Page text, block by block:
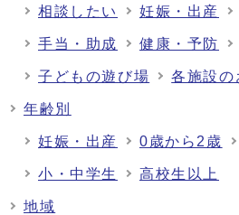
相談したい 妊娠・出産
手当・助成 健康・予防
子どもの遊び場 各施設の
年齢別
妊娠・出産 0歳から2歳
小・中学生 高校生以上
地域